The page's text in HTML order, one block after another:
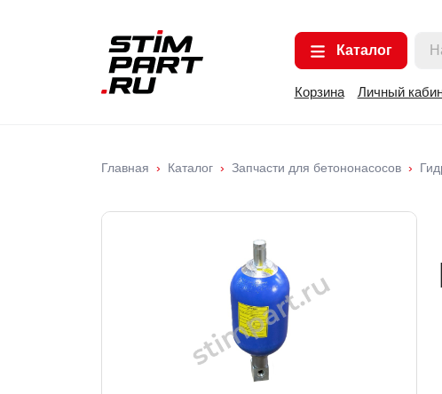
Каталог
Корзина Личный
Главная Каталог Запчасти для бетононасосов